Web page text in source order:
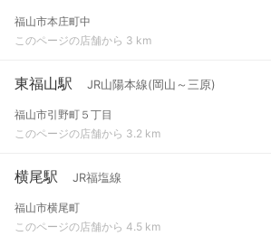
福山市本庄町中
このページの店舗から 3 km
東福山駅 JR山陽本線(岡山～三原)
福山市引野町５丁目
このページの店舗から 3.2 km
横尾駅 JR福塩線
福山市横尾町
このページの店舗から 4.5 km